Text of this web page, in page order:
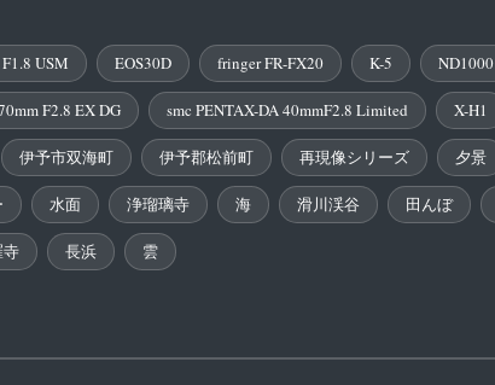
USM EOS30D fringer FR-FX20 K-5 ND1000
F2.8 EX DG smc PENTAX-DA 40mmF2.8 Limited X-H1
伊予市双海町 伊予郡松前町 再現像シリーズ 夕景
水面 浄瑠璃寺 海 滑川渓谷 田んぼ
寺 長浜 雲